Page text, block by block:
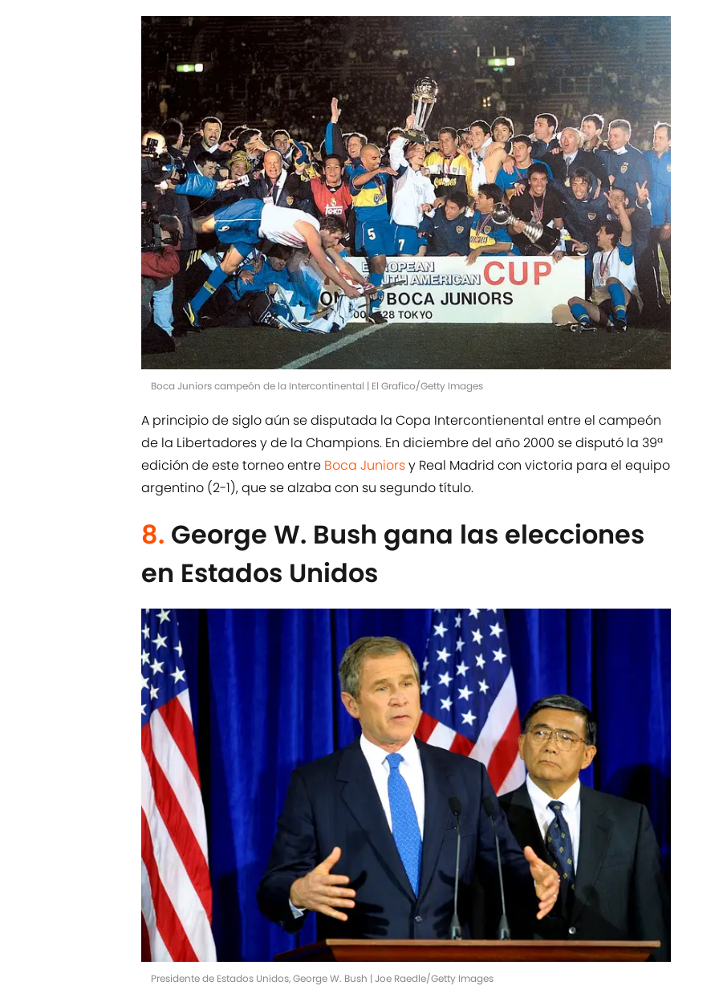
Boca Juniors campeón de la Intercontinental | El Grafico/Getty Images
A principio de siglo aún se disputada la Copa Intercontienental entre el campeón
de la Libertadores y de la Champions. En diciembre del año 2000 se disputó la 39ª
edición de este torneo entre Boca Juniorsy Real Madrid con victoria para el equipo
argentino (2-1), que se alzaba con su segundo título.
8. George W. Bush gana las elecciones
en Estados Unidos
Presidente de Estados Unidos, George W. Bush | Joe Raedle/Getty Images